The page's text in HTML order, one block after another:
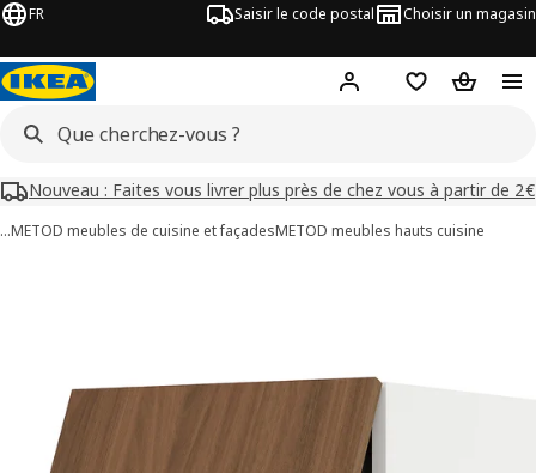
FR Saisir le code postal Choisir un magasin
Mon compteFavorisPanier
Nouveau : Faites vous livrer plus près de chez vous à partir de 2€
…METOD meubles de cuisine et façadesMETOD meubles hauts cuisine